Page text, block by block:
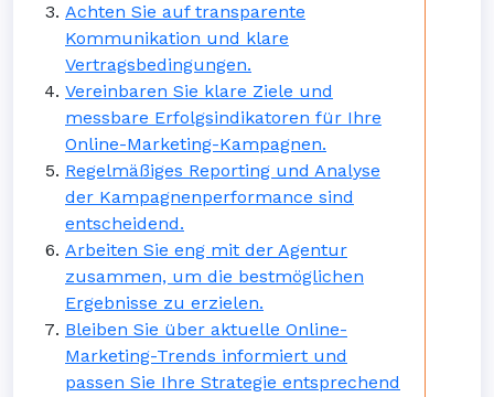
Achten Sie auf transparente
Kommunikation und klare
Vertragsbedingungen.
Vereinbaren Sie klare Ziele und
messbare Erfolgsindikatoren für Ihre
Online-Marketing-Kampagnen.
Regelmäßiges Reporting und Analyse
der Kampagnenperformance sind
entscheidend.
Arbeiten Sie eng mit der Agentur
zusammen, um die bestmöglichen
Ergebnisse zu erzielen.
Bleiben Sie über aktuelle Online-
Marketing-Trends informiert und
passen Sie Ihre Strategie entsprechend